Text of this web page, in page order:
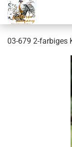
03-679 2-farbiges